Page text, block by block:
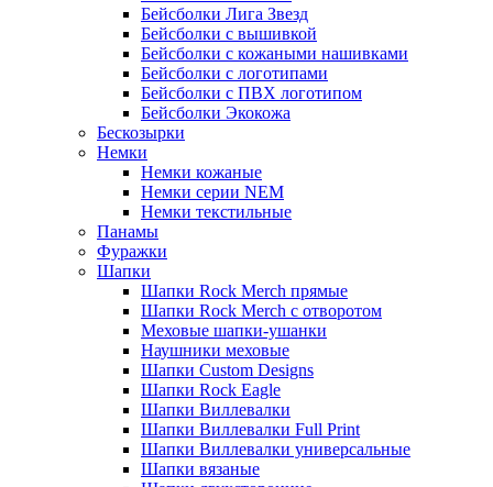
Бейсболки Лига Звезд
Бейсболки с вышивкой
Бейсболки с кожаными нашивками
Бейсболки с логотипами
Бейсболки с ПВХ логотипом
Бейсболки Экокожа
Бескозырки
Немки
Немки кожаные
Немки серии NEM
Немки текстильные
Панамы
Фуражки
Шапки
Шапки Rock Merch прямые
Шапки Rock Merch с отворотом
Меховые шапки-ушанки
Наушники меховые
Шапки Custom Designs
Шапки Rock Eagle
Шапки Виллевалки
Шапки Виллевалки Full Print
Шапки Виллевалки универсальные
Шапки вязаные